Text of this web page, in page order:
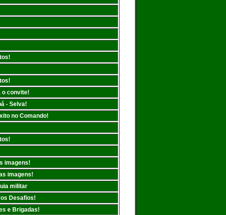
o convite!
- Selva!
no Comando!
imagens!
imagens!
militar
Desafios!
e Brigadas!